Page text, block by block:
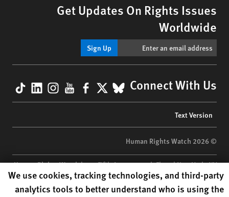
Get Updates On Rights Issues
Worldwide
Sign Up
Connect With Us
BlueSky
X
Facebook
YouTube
menu
Text Version
© 2026 Human Rights Watch
Human Rights Watch| 350 Fifth Avenue, 34th Floor | New York,NY
10118-3299USA| t1.212.290.4700
Human Rights Watch is a 501(C)(3) nonprofit registered in the US
Human Rights Watch cookie preferences
We use cookies, tracking technologies, and third-party
analytics tools to better understand who is using the